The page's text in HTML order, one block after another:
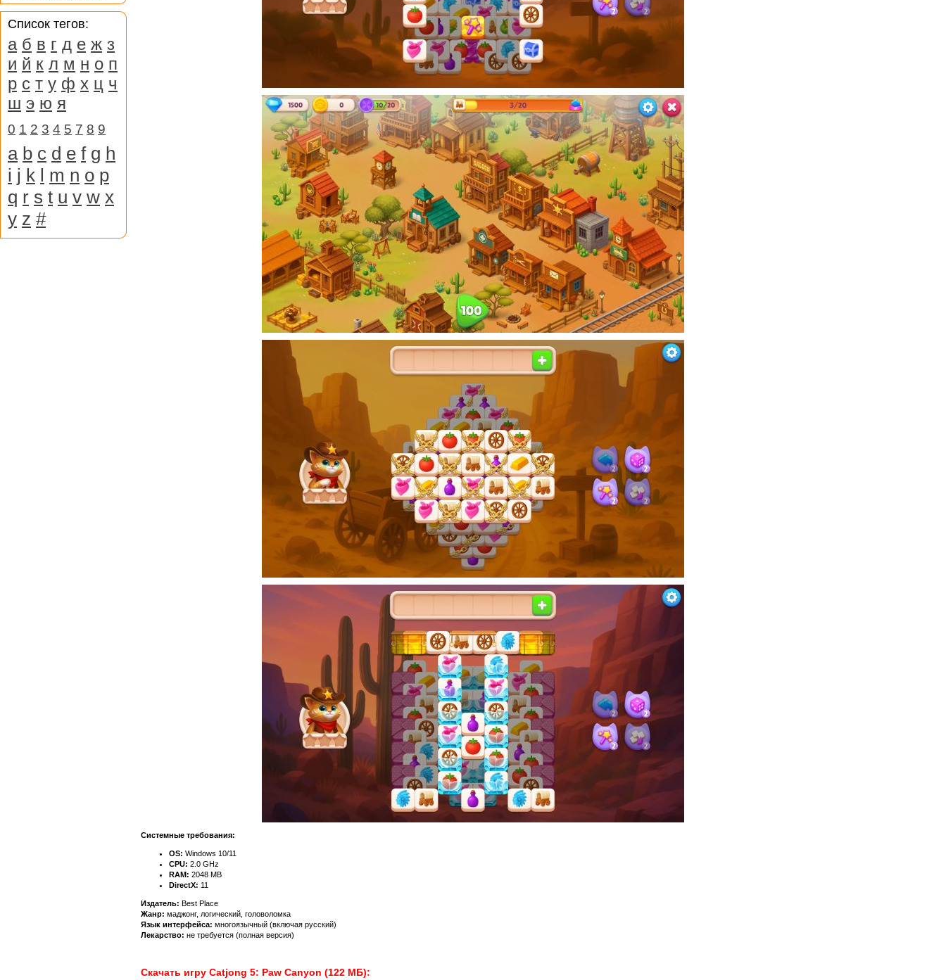
Системные требования:
OS: Windows 10/11
CPU: 2.0 GHz
RAM: 2048 MB
DirectX: 11
Издатель: Best Place
Жанр: маджонг, логический, головоломка
Язык интерфейса: многоязычный (включая русский)
Лекарство: не требуется (полная версия)
Скачать игру Catjong 5: Paw Canyon (122 МБ):
Список тегов:
а б в г д е ж з
и й к л м н о п
р с т у ф х ц ч
ш э ю я
0 1 2 3 4 5 7 8 9
a b c d e f g h
i j k l m n o p
q r s t u v w x
y z #